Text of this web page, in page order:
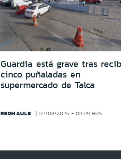
Guardia está grave tras
cinco puñaladas en
supermercado de Talca
REDMAULE 07/08/2026 - 09:09 HRS